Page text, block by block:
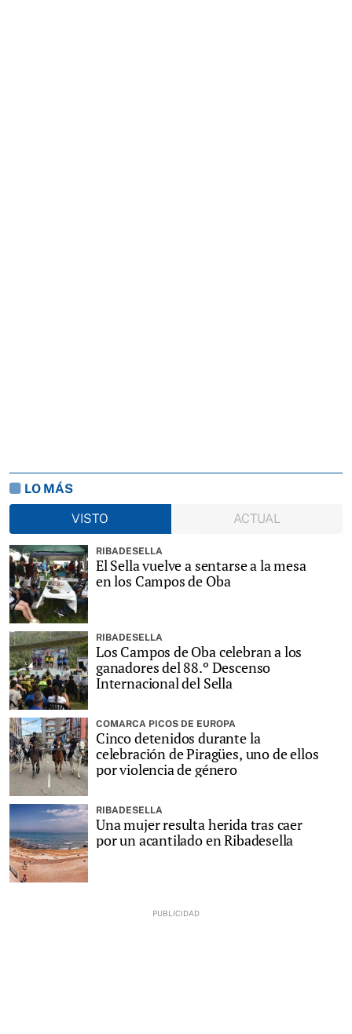
LO MÁS
VISTO
ACTUAL
RIBADESELLA
El Sella vuelve a sentarse a la mesa
en los Campos de Oba
RIBADESELLA
Los Campos de Oba celebran a los
ganadores del 88.º Descenso
Internacional del Sella
COMARCA PICOS DE EUROPA
Cinco detenidos durante la
celebración de Piragües, uno de ellos
por violencia de género
RIBADESELLA
Una mujer resulta herida tras caer
por un acantilado en Ribadesella